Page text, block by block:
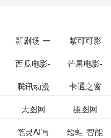
件共享站、
资源
新剧场-一
个网盘资
源分享小
紫可可影
视-紫可可,
免费提供
更多>>
西瓜电影-
西瓜视频
网站电影
芒果电影-
芒果TV网
站电影频
更多>>
腾讯动漫
频道
卡通之窗
更多>>
大图网
摄图网
更多>>
笔灵AI写 绘蛙-智能